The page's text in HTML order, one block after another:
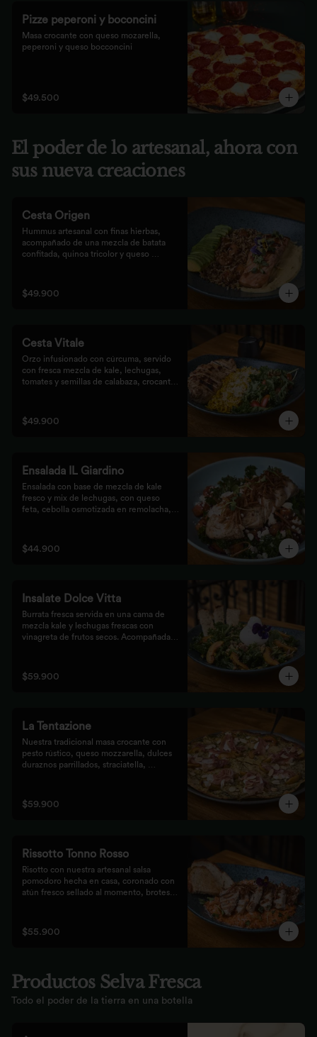
Pizze peperoni y boconcini
Masa crocante con queso mozarella,
peperoni y queso bocconcini
$49.500
El poder de lo artesanal, ahora con
sus nueva creaciones
Cesta Origen
Hummus artesanal con finas hierbas,
acompañado de una mezcla de batata
confitada, quinoa tricolor y queso
$49.900
Cesta Vitale
Orzo infusionado con cúrcuma, servido
con fresca mezcla de kale, lechugas,
tomates y semillas de calabaza, crocante
$49.900
Ensalada IL Giardino
Ensalada con base de mezcla de kale
fresco y mix de lechugas, con queso
feta, cebolla osmotizada en remolacha,
Pollo Romero y finalizada con cipolla
corcante.
$44.900
Insalate Dolce Vitta
Burrata fresca servida en una cama de
mezcla kale y lechugas frescas con
vinagreta de frutos secos. Acompañada
finalizada con bastones de pan de masa
madre al grill.
$59.900
La Tentazione
Nuestra tradicional masa crocante con
pesto rústico, queso mozzarella, dulces
duraznos parrillados, straciatella,
$59.900
Rissotto Tonno Rosso
Risotto con nuestra artesanal salsa
pomodoro hecha en casa, coronado con
atún fresco sellado al momento, brotes
grill.
$55.900
Productos Selva Fresca
Todo el poder de la tierra en una botella